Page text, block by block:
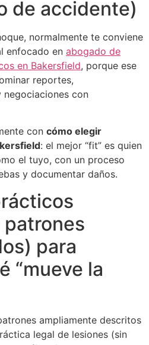
de accidente)
normalmente te conviene
enfocado en abogado de
en Bakersfield, porque ese
reportes,
negociaciones con
con cómo elegir
: el mejor “fit” es quien
el tuyo, con un proceso
y documentar daños.
patrones
para
“mueve la
ampliamente descritos
legal de lesiones (sin